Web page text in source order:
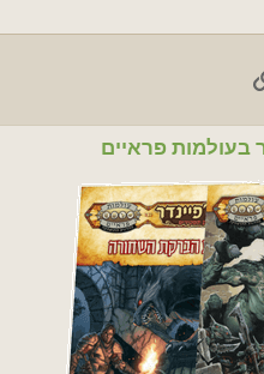
קישור
פראיים